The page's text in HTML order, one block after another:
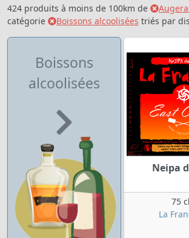
424 produits à moins de 100km de
catégorie
Boissons alcoolisées triés par
Boissons
alcoolisées
Neipa
75 cl
La